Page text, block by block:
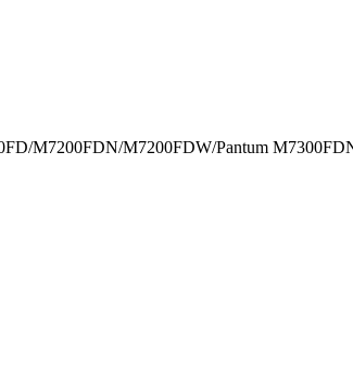
M7200FDN/M7200FDW/Pantum